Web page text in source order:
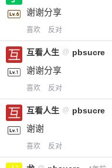
谢谢分享
喜欢 反对
互看人生 @ pbsucre
谢谢分享
喜欢 反对
互看人生 @ pbsucre
谢谢
喜欢 反对